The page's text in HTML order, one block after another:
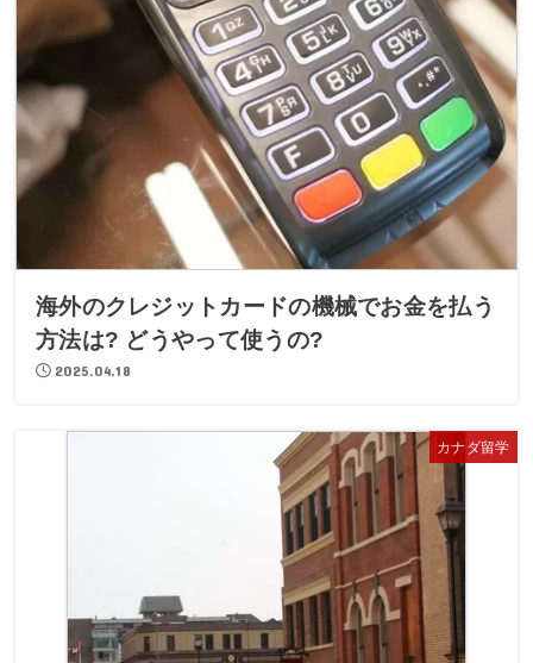
海外のクレジットカードの機械でお金を払う
方法は? どうやって使うの?
2025.04.18
カナダ留学